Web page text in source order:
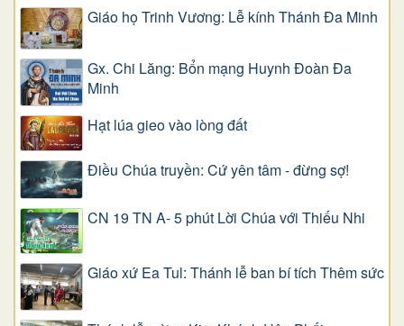
Giáo họ Trinh Vương: Lễ kính Thánh Đa Minh
Gx. Chi Lăng: Bổn mạng Huynh Đoàn Đa
Minh
Hạt lúa gieo vào lòng đất
Điều Chúa truyền: Cứ yên tâm - đừng sợ!
CN 19 TN A- 5 phút Lời Chúa với Thiếu Nhi
Giáo xứ Ea Tul: Thánh lễ ban bí tích Thêm sức